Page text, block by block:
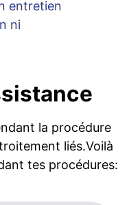
entretien
ni
la procédure
liés.Voilà
tes procédures: